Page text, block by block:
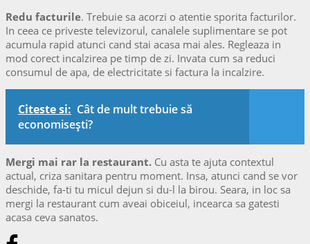
Redu facturile. Trebuie sa acorzi o atentie sporita facturilor.
In ceea ce priveste televizorul, canalele suplimentare se pot
acumula rapid atunci cand stai acasa mai ales. Regleaza in
mod corect incalzirea pe timp de zi. Invata cum sa reduci
consumul de apa, de electricitate si factura la incalzire.
Citeste si: Cât de mult trebuie să
economisești?
Mergi mai rar la restaurant. Cu asta te ajuta contextul
actual, criza sanitara pentru moment. Insa, atunci cand se vor
deschide, fa-ti tu micul dejun si du-l la birou. Seara, in loc sa
mergi la restaurant cum aveai obiceiul, incearca sa gatesti
acasa ceva sanatos.